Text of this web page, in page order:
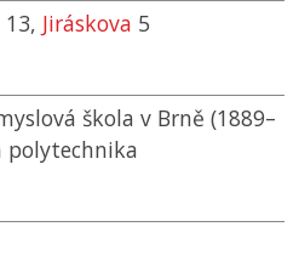
13, Jiráskova 5
škola v Brně (1889–
polytechnika